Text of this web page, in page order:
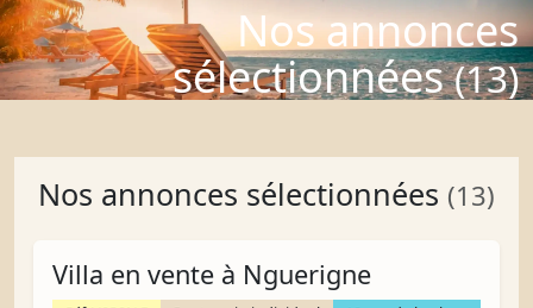
Nos annonces
sélectionnées(13)
Nos annonces sélectionnées (13)
Villa en vente à Nguerigne